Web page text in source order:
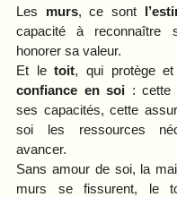
Les murs, ce sont
capacité à reconnaître
honorer sa valeur.
Et le toit, qui protège et
confiance en soi : cette
ses capacités, cette
soi les ressources
avancer.
Sans amour de soi, la
murs se fissurent, le